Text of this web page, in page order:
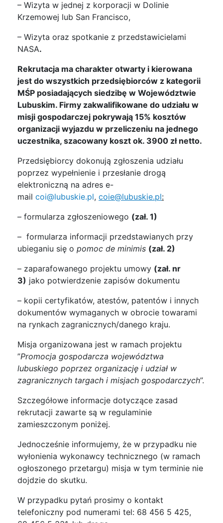
– Wizyta w jednej z korporacji w Dolinie
Krzemowej lub San Francisco,
– Wizyta oraz spotkanie z przedstawicielami
NASA.
Rekrutacja ma charakter otwarty i kierowana
jest do wszystkich przedsiębiorców z kategorii
MŚP posiadających siedzibę w Województwie
Lubuskim. Firmy zakwalifikowane do udziału w
misji gospodarczej pokrywają 15% kosztów
organizacji wyjazdu w przeliczeniu na jednego
uczestnika, szacowany koszt ok. 3900 zł netto.
Przedsiębiorcy dokonują zgłoszenia udziału
poprzez wypełnienie i przesłanie drogą
elektroniczną na adres e-
mail coi@lubuskie.pl, coie@lubuskie.pl:
– formularza zgłoszeniowego (zał. 1)
– formularza informacji przedstawianych przy
ubieganiu się o pomoc de minimis (zał. 2)
– zaparafowanego projektu umowy (zał. nr
3) jako potwierdzenie zapisów dokumentu
– kopii certyfikatów, atestów, patentów i innych
dokumentów wymaganych w obrocie towarami
na rynkach zagranicznych/danego kraju.
Misja organizowana jest w ramach projektu
”Promocja gospodarcza województwa
lubuskiego poprzez organizację i udział w
zagranicznych targach i misjach gospodarczych”.
Szczegółowe informacje dotyczące zasad
rekrutacji zawarte są w regulaminie
zamieszczonym poniżej.
Jednocześnie informujemy, że w przypadku nie
wyłonienia wykonawcy technicznego (w ramach
ogłoszonego przetargu) misja w tym terminie nie
dojdzie do skutku.
W przypadku pytań prosimy o kontakt
telefoniczny pod numerami tel: 68 456 5 425,